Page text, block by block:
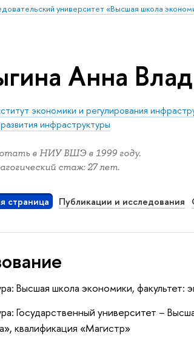
университет «Высшая школа
Анна
экономики и регулирования
инфраструктуры
в НИУ ВШЭ в 1999 году.
стаж: 27 лет.
страница Публикации и исследования
Высшая школа экономики,
Государственный университет –
квалификация «Магистр»